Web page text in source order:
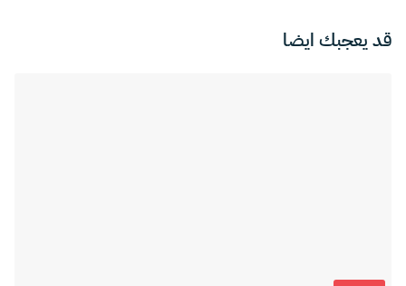
قد يعجبك ايضا